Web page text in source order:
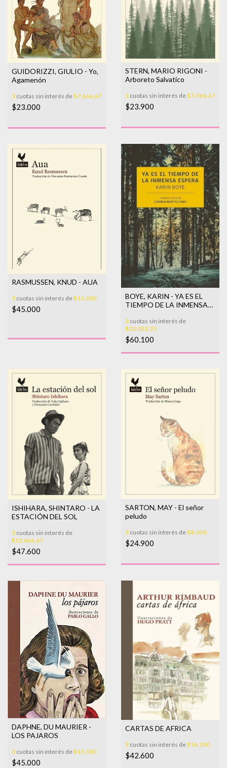
GUIDORIZZI, GIULIO - Yo,
Agamenón
3 cuotas sin interés de$7.666,67
$23.000
STERN, MARIO RIGONI -
Arboreto Salvatico
3 cuotas sin interés de$7.966,67
$23.900
RASMUSSEN, KNUD - AUA
3 cuotas sin interés de$15.000
$45.000
BOYE, KARIN - YA ES EL
TIEMPO DE LA INMENSA
3 cuotas sin interés de
$20.033,33
$60.100
ISHIHARA, SHINTARO - LA
ESTACIÓN DEL SOL
3 cuotas sin interés de
$15.866,67
$47.600
SARTON, MAY - El señor
peludo
3 cuotas sin interés de$8.300
$24.900
DAPHNE, DU MAURIER -
LOS PAJAROS
3 cuotas sin interés de$15.000
$45.000
CARTAS DE AFRICA
3 cuotas sin interés de$14.200
$42.600